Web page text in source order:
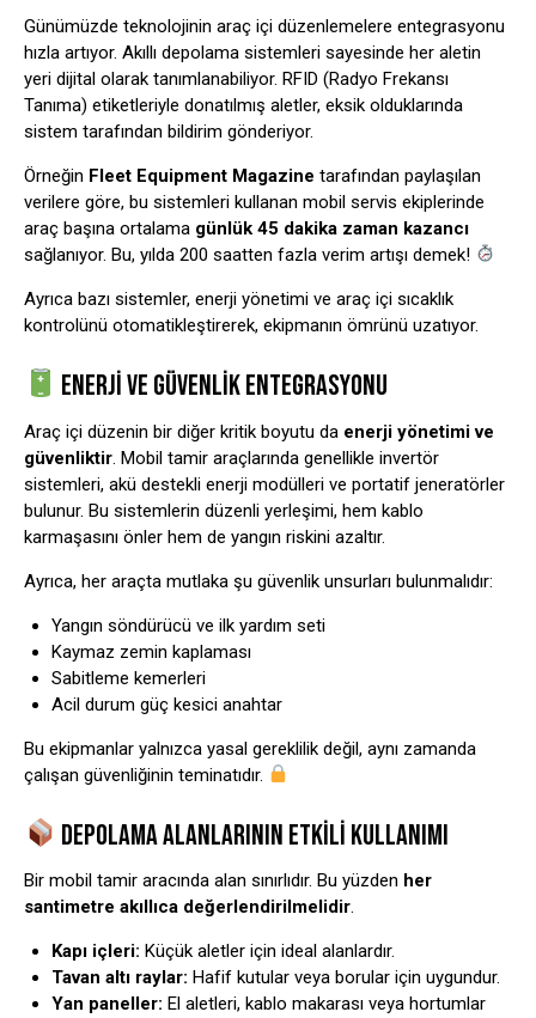
Günümüzde teknolojinin araç içi düzenlemelere entegrasyonu
hızla artıyor. Akıllı depolama sistemleri sayesinde her aletin
yeri dijital olarak tanımlanabiliyor. RFID (Radyo Frekansı
Tanıma) etiketleriyle donatılmış aletler, eksik olduklarında
sistem tarafından bildirim gönderiyor.
Örneğin Fleet Equipment Magazine tarafından paylaşılan
verilere göre, bu sistemleri kullanan mobil servis ekiplerinde
araç başına ortalama günlük 45 dakika zaman kazancı
sağlanıyor. Bu, yılda 200 saatten fazla verim artışı demek!
Ayrıca bazı sistemler, enerji yönetimi ve araç içi sıcaklık
kontrolünü otomatikleştirerek, ekipmanın ömrünü uzatıyor.
ENERJI VE GÜVENLIK ENTEGRASYONU
Araç içi düzenin bir diğer kritik boyutu da enerji yönetimi ve
güvenliktir . Mobil tamir araçlarında genellikle invertör
sistemleri, akü destekli enerji modülleri ve portatif jeneratörler
bulunur. Bu sistemlerin düzenli yerleşimi, hem kablo
karmaşasını önler hem de yangın riskini azaltır.
Ayrıca, her araçta mutlaka şu güvenlik unsurları bulunmalıdır:
Yangın söndürücü ve ilk yardım seti
Kaymaz zemin kaplaması
Sabitleme kemerleri
Acil durum güç kesici anahtar
Bu ekipmanlar yalnızca yasal gereklilik değil, aynı zamanda
çalışan güvenliğinin teminatıdır.
DEPOLAMA ALANLARININ ETKILI KULLANIMI
Bir mobil tamir aracında alan sınırlıdır. Bu yüzden her
santimetre akıllıca değerlendirilmelidir.
Kapı içleri: Küçük aletler için ideal alanlardır.
Tavan altı raylar: Hafif kutular veya borular için uygundur.
Yan paneller: El aletleri, kablo makarası veya hortumlar